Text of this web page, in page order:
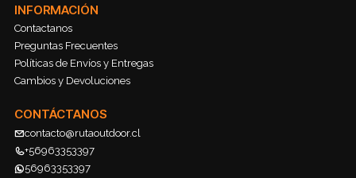
INFORMACIÓN
Contactanos
Preguntas Frecuentes
Políticas de Envíos y Entregas
Cambios y Devoluciones
CONTÁCTANOS
contacto@rutaoutdoor.cl
+56963353397
56963353397